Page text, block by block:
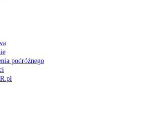
podróżnego